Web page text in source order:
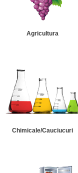
Agricultura
Chimicale/Cauciucuri